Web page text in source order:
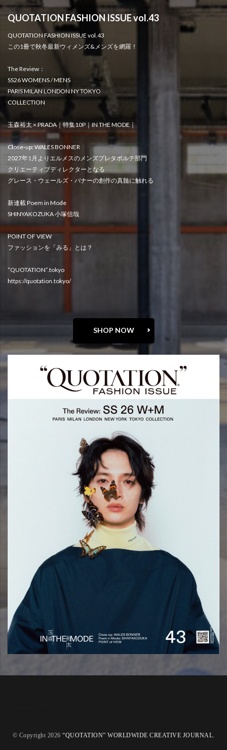
QUOTATION FASHION ISSUE vol.43
QUOTATION FASHION ISSUE vol.43
この1冊で秋冬最新ウィメンズ&メンズを網羅！
The Review：
SS26 WOMENS / MENS
PARIS MILAN LONDON NY TOKYO
COLLECTION
玉森裕太 × PRADA｜特集10P｜IN THE MODE｜
Close-up: WALES BONNER
2027年1月よりエルメスのメンズプレタポルテ部門
クリエーティブディレクターとなる
グレース・ウェールズ・バナーの創作の真髄に触れる
新連載 Poem in Mode
SHINYAKOZUKA 小塚信哉
POINT OF VIEW
ファッションを「みる」とは？
“QUOTATION”.tokyo
https://quotation.tokyo/
SHOP NOW
© Copyright 2026 “QUOTATION” WORLDWIDE CREATIVE JOURNAL.